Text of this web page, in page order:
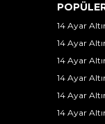
14 Ayar
14 Ayar
14 Ayar
14 Ayar
14 Ayar
14 Ayar